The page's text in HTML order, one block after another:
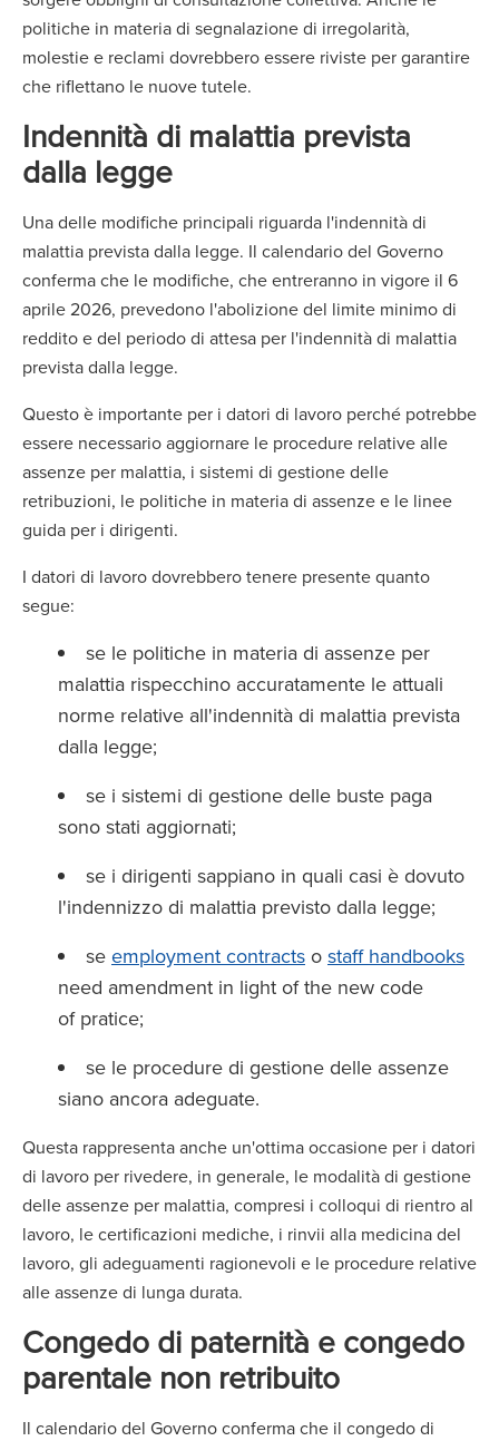
politiche in materia di segnalazione di irregolarità,
molestie e reclami dovrebbero essere riviste per garantire
che riflettano le nuove tutele.
Indennità di malattia prevista
dalla legge
Una delle modifiche principali riguarda l'indennità di
malattia prevista dalla legge. Il calendario del Governo
conferma che le modifiche, che entreranno in vigore il 6
aprile 2026, prevedono l'abolizione del limite minimo di
reddito e del periodo di attesa per l'indennità di malattia
prevista dalla legge.
Questo è importante per i datori di lavoro perché potrebbe
essere necessario aggiornare le procedure relative alle
assenze per malattia, i sistemi di gestione delle
retribuzioni, le politiche in materia di assenze e le linee
guida per i dirigenti.
I datori di lavoro dovrebbero tenere presente quanto
segue:
se le politiche in materia di assenze per
malattia rispecchino accuratamente le attuali
norme relative all'indennità di malattia prevista
dalla legge;
se i sistemi di gestione delle buste paga
sono stati aggiornati;
se i dirigenti sappiano in quali casi è dovuto
l'indennizzo di malattia previsto dalla legge;
se employment contracts o staff handbooks
need amendment in light of the new code
of pratice;
se le procedure di gestione delle assenze
siano ancora adeguate.
Questa rappresenta anche un'ottima occasione per i datori
di lavoro per rivedere, in generale, le modalità di gestione
delle assenze per malattia, compresi i colloqui di rientro al
lavoro, le certificazioni mediche, i rinvii alla medicina del
lavoro, gli adeguamenti ragionevoli e le procedure relative
alle assenze di lunga durata.
Congedo di paternità e congedo
parentale non retribuito
Il calendario del Governo conferma che il congedo di